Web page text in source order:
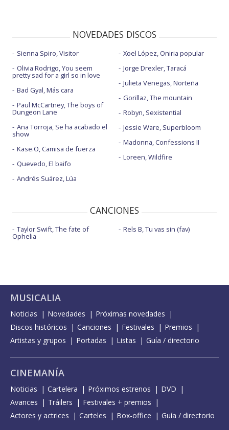
NOVEDADES DISCOS
Sienna Spiro, Visitor
Olivia Rodrigo, You seem
pretty sad for a girl so in love
Bad Gyal, Más cara
Paul McCartney, The boys of
Dungeon Lane
Ana Torroja, Se ha acabado el
show
Kase.O, Camisa de fuerza
Quevedo, El baifo
Andrés Suárez, Lúa
Xoel López, Oniria popular
Jorge Drexler, Taracá
Julieta Venegas, Norteña
Gorillaz, The mountain
Robyn, Sexistential
Jessie Ware, Superbloom
Madonna, Confessions II
Loreen, Wildfire
CANCIONES
Taylor Swift, The fate of
Ophelia
Rels B, Tu vas sin (fav)
MUSICALIA
Noticias Novedades
Próximas novedades
Discos históricos
Canciones Festivales
Premios
Artistas y grupos
Portadas Listas Guía / directorio
CINEMANÍA
Noticias Cartelera Próximos estrenos
DVD
Avances
Tráilers
Festivales + premios
Actores y actrices
Carteles Box-office Guía / directorio